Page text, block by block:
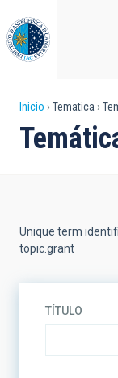
al
contenido
principal
enlaces
a
la
Inicio Tematica
Unique term
topic.grant
TÍTULO